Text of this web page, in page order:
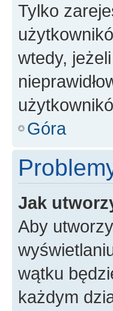
Tylko
wtedy,
Góra
Jak
Aby
wątku
każdym